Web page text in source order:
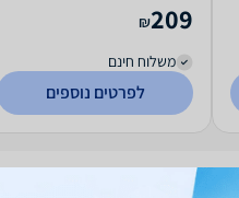
209
₪
משלוח חינם
לפרטים נוספים